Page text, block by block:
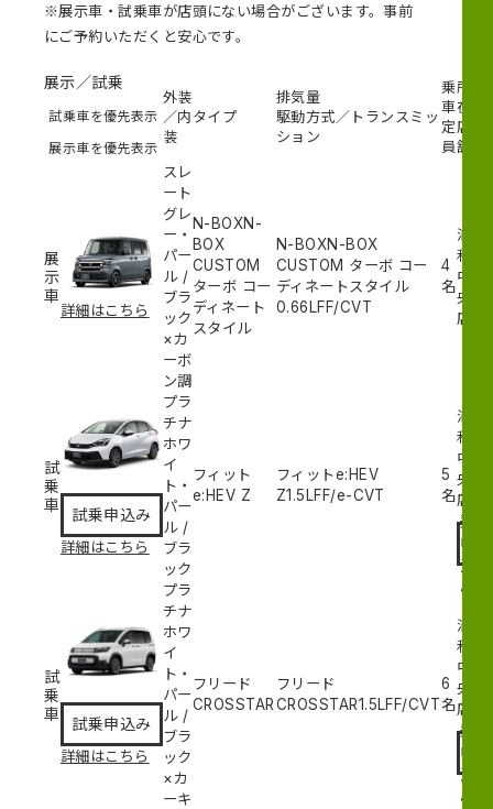
※展示車・試乗車が店頭にない場合がございます。事前
にご予約いただくと安心です。
展示／試乗
試乗車を優先表示
展示車を優先表示
外装
／内
装
タイプ
排気量
駆動方式／トランスミッ
ション
乗
車
定
員
所
在
店
舗
展
示
車
詳細はこちら
スレ
ート
グレ
ー・
パー
ル/
ブラ
ック
×カ
ーボ
ン調
N-BOXN-
BOX
CUSTOM
ターボ コー
ディネート
スタイル
N-BOXN-BOX
CUSTOM ターボ コー
ディネートスタイル
0.66LFF/CVT
4
名
浦
和
中
央
店
試
乗
車
試乗申込み
詳細はこちら
プラ
チナ
ホワ
イ
ト・
パー
ル/
ブラ
ック
フィット
e:HEV Z
フィットe:HEV
Z1.5LFF/e-CVT
5
名
浦
和
中
央
店試
乗
申
込
み
試
乗
車
試乗申込み
詳細はこちら
プラ
チナ
ホワ
イ
ト・
パー
ル/
ブラ
ック
×カ
ーキ
フリード
CROSSTAR
フリード
CROSSTAR1.5LFF/CVT
6
名
浦
和
中
央
店試
乗
申
込
み